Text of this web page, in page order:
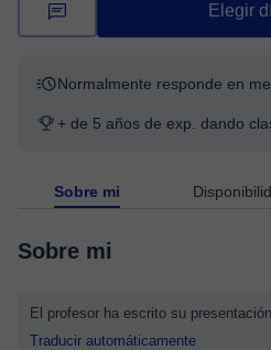
Elegir
Normalmente responde en
+ de 5 años de exp. dando
Sobre mi
Sobre mi
El profesor ha escrito su
Traducir automáticamente